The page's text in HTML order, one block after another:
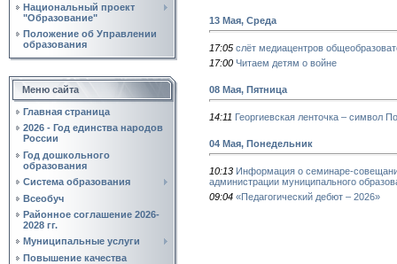
Национальный проект
"Образование"
Положение об Управлении
образования
Меню сайта
Главная страница
2026 - Год единства народов
России
Год дошкольного
образования
Система образования
Всеобуч
Районное соглашение 2026-
2028 гг.
Муниципальные услуги
Повышение качества
13 Мая, Среда
17:05 слёт медиацентров
17:00 Читаем детям о войне
08 Мая, Пятница
14:11 Георгиевская ленточка – символ
04 Мая, Понедельник
10:13 Информация о семинаре-
администрации муниципального
09:04 «Педагогический дебют – 2026»